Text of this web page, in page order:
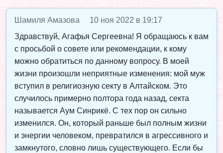
Шамиля Амазова
10 ноя 2022 в 19:17
Здравствуй, Агафья Сергеевна! Я обращаюсь к вам
с просьбой о совете или рекомендации, к кому
можно обратиться по данному вопросу. В моей
жизни произошли неприятные изменения: мой муж
вступил в религиозную секту в Алтайском. Это
случилось примерно полтора года назад, секта
называется Аум Синрикё. С тех пор он сильно
изменился. Он, который раньше был полным жизни
и энергии человеком, превратился в агрессивного и
замкнутого, словно лишь существующего. Если бы